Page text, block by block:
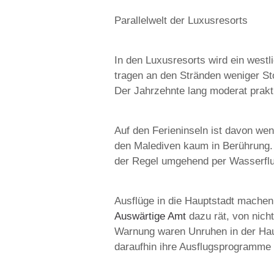
Parallelwelt der Luxusresorts
In den Luxusresorts wird ein
tragen an den Stränden weniger
Der Jahrzehnte lang moderat
Auf den Ferieninseln ist davon
den Malediven kaum in
der Regel umgehend per
Ausflüge in die Hauptstadt
Auswärtige Amt dazu rät, von
Warnung waren Unruhen in der
daraufhin ihre